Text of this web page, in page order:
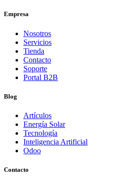
Empresa
Nosotros
Servicios
Tienda
Contacto
Soporte
Portal B2B
Blog
Artículos
Energía Solar
Tecnología
Inteligencia Artificial
Odoo
Contacto